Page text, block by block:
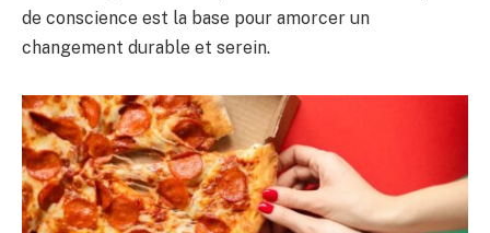
de conscience est la base pour amorcer un
changement durable et serein.